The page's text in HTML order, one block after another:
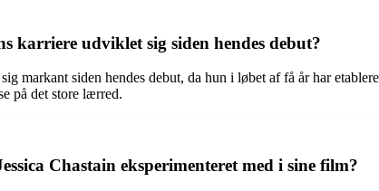
karriere udviklet sig siden hendes debut?
markant siden hendes debut, da hun i løbet af få år har
på det store lærred.
Chastain eksperimenteret med i sine film?